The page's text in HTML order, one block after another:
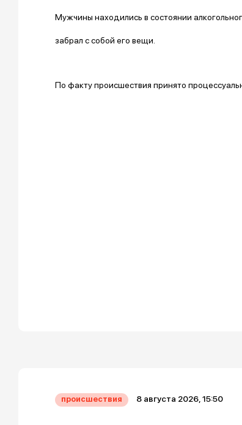
Мужчины находились в состоянии
забрал с собой его вещи.
По факту происшествия принято
происшествия 8 августа 2026, 15:50